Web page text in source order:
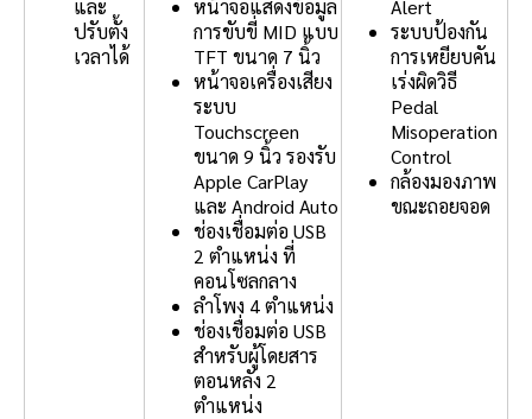
และ
ปรับตั้ง
เวลาได้
หน้าจอแสดงข้อมูล
การขับขี่ MID แบบ
TFT ขนาด 7 นิ้ว
หน้าจอเครื่องเสียง
ระบบ
Touchscreen
ขนาด 9 นิ้ว รองรับ
Apple CarPlay
และ Android Auto
ช่องเชื่อมต่อ USB
2 ตำแหน่ง ที่
คอนโซลกลาง
ลำโพง 4 ตำแหน่ง
ช่องเชื่อมต่อ USB
สำหรับผู้โดยสาร
ตอนหลัง 2
ตำแหน่ง
Alert
ระบบป้องกัน
การเหยียบคัน
เร่งผิดวิธี
Pedal
Misoperation
Control
กล้องมองภาพ
ขณะถอยจอด